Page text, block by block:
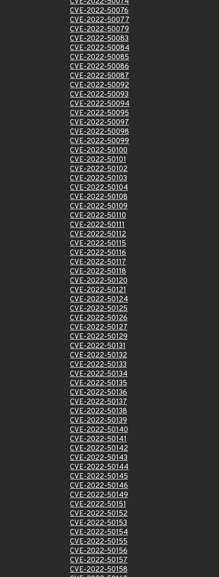
CVE-2022-50076
CVE-2022-50077
CVE-2022-50079
CVE-2022-50083
CVE-2022-50084
CVE-2022-50085
CVE-2022-50086
CVE-2022-50087
CVE-2022-50092
CVE-2022-50093
CVE-2022-50094
CVE-2022-50095
CVE-2022-50097
CVE-2022-50098
CVE-2022-50099
CVE-2022-50100
CVE-2022-50101
CVE-2022-50102
CVE-2022-50103
CVE-2022-50104
CVE-2022-50108
CVE-2022-50109
CVE-2022-50110
CVE-2022-50111
CVE-2022-50112
CVE-2022-50115
CVE-2022-50116
CVE-2022-50117
CVE-2022-50118
CVE-2022-50120
CVE-2022-50121
CVE-2022-50124
CVE-2022-50125
CVE-2022-50126
CVE-2022-50127
CVE-2022-50129
CVE-2022-50131
CVE-2022-50132
CVE-2022-50133
CVE-2022-50134
CVE-2022-50135
CVE-2022-50136
CVE-2022-50137
CVE-2022-50138
CVE-2022-50139
CVE-2022-50140
CVE-2022-50141
CVE-2022-50142
CVE-2022-50143
CVE-2022-50144
CVE-2022-50145
CVE-2022-50146
CVE-2022-50149
CVE-2022-50151
CVE-2022-50152
CVE-2022-50153
CVE-2022-50154
CVE-2022-50155
CVE-2022-50156
CVE-2022-50157
CVE-2022-50158